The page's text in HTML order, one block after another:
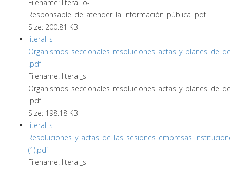
Filename: literal_o-
Responsable_de_atender_la_información_pública .pdf
Size: 200.81 KB
literal_s-
.pdf
Filename: literal_s-
.pdf
Size: 198.18 KB
literal_s-
(1).pdf
Filename: literal_s-